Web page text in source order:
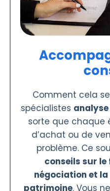
Comment cela
spécialistes
sorte que chaque
d’achat ou de
problème. Ce
conseils sur
négociation et
patrimoine. Vous